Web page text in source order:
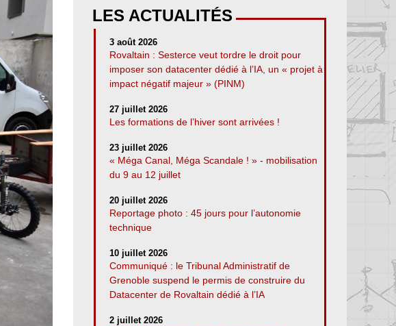
LES ACTUALITÉS
3 août 2026
Rovaltain : Sesterce veut tordre le droit pour
imposer son datacenter dédié à l’IA, un « projet à
impact négatif majeur » (PINM)
27 juillet 2026
Les formations de l’hiver sont arrivées !
23 juillet 2026
« Méga Canal, Méga Scandale ! » - mobilisation
du 9 au 12 juillet
20 juillet 2026
Reportage photo : 45 jours pour l’autonomie
technique
10 juillet 2026
Communiqué : le Tribunal Administratif de
Grenoble suspend le permis de construire du
Datacenter de Rovaltain dédié à l’IA
2 juillet 2026